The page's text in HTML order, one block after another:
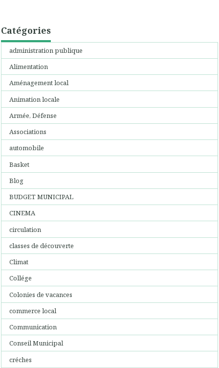
Catégories
administration publique
Alimentation
Aménagement local
Animation locale
Armée, Défense
Associations
automobile
Basket
Blog
BUDGET MUNICIPAL
CINEMA
circulation
classes de découverte
Climat
Collége
Colonies de vacances
commerce local
Communication
Conseil Municipal
créches